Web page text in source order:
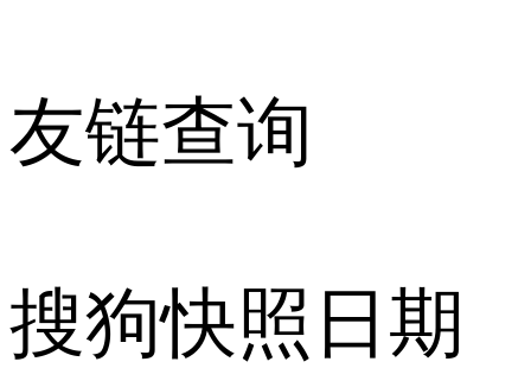
友链查询
搜狗快照日期